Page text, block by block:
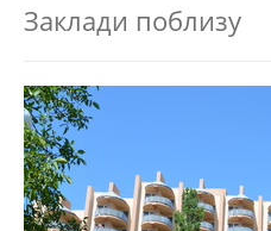
Заклади поблизу